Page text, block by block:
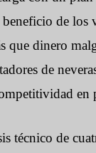
beneficio de
que dinero
de
técnico de